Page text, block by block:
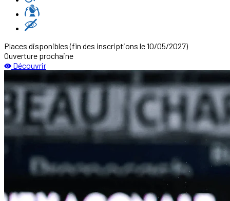
Places disponibles(fin des inscriptions le 10/05/2027)
Ouverture prochaine
Découvrir